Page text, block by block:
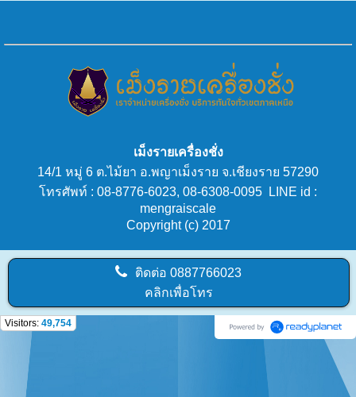
เม็งรายเครื่องชั่ง
14/1 หมู่ 6 ต.ไม้ยา อ.พญาเม็งราย จ.เชียงราย 57290
โทรศัพท์ : 08-8776-6023, 08-6308-0095 LINE id :
mengraiscale
Copyright (c) 2017
ติดต่อ0887766023
คลิกเพื่อโทร
Visitors: 49,754